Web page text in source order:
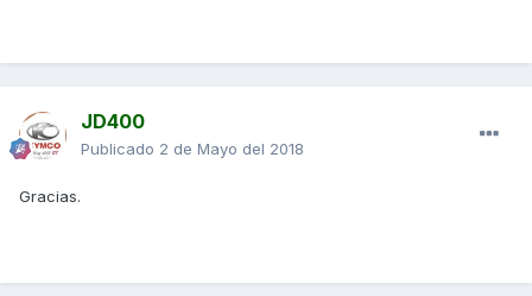
JD400
Publicado 2 de Mayo del 2018
Gracias.